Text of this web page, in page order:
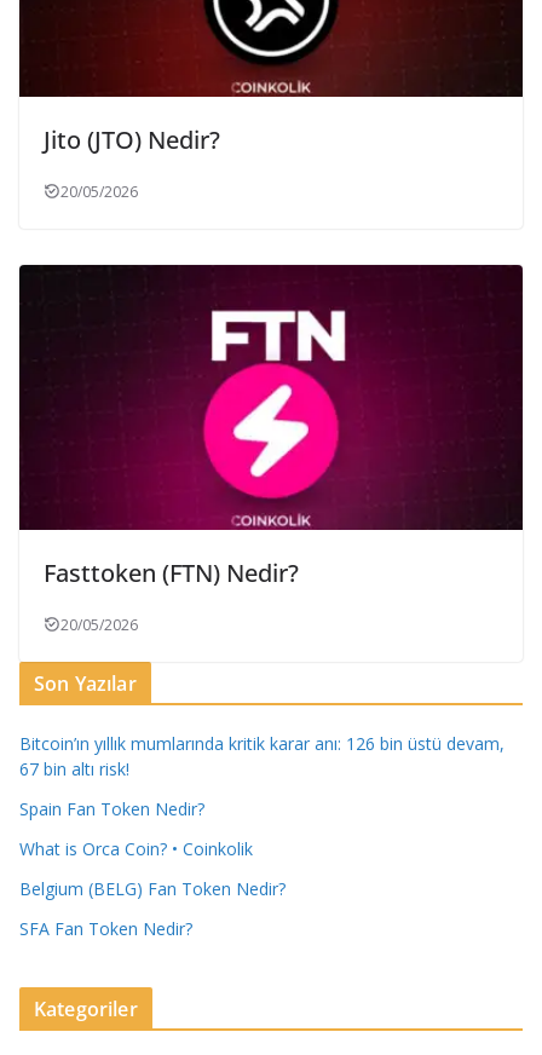
Jito (JTO) Nedir?
20/05/2026
Fasttoken (FTN) Nedir?
20/05/2026
Son Yazılar
Bitcoin’ın yıllık mumlarında kritik karar anı: 126 bin üstü devam,
67 bin altı risk!
Spain Fan Token Nedir?
What is Orca Coin? • Coinkolik
Belgium (BELG) Fan Token Nedir?
SFA Fan Token Nedir?
Kategoriler